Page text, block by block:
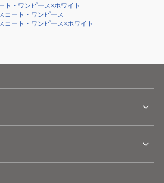
ト・ワンピース×ホワイト
コート・ワンピース
コート・ワンピース×ホワイト